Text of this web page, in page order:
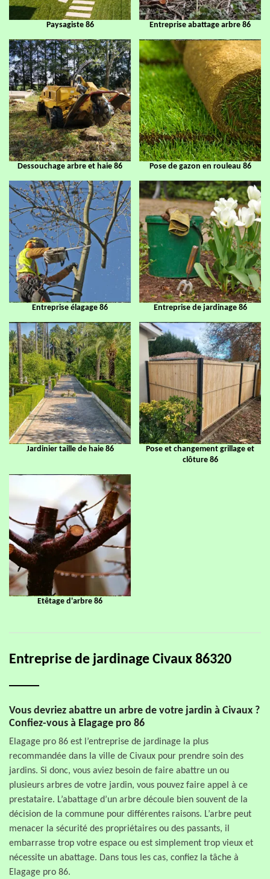
Paysagiste 86 Entreprise abattage arbre 86
Dessouchage arbre et haie 86 Pose de gazon en rouleau 86
Entreprise élagage 86 Entreprise de jardinage 86
Jardinier taille de haie 86
Pose et changement grillage et
clôture 86
Etêtage d'arbre 86
Entreprise de jardinage Civaux 86320
Vous devriez abattre un arbre de votre jardin à Civaux ?
Confiez-vous à Elagage pro 86
Elagage pro 86 est l’entreprise de jardinage la plus
recommandée dans la ville de Civaux pour prendre soin des
jardins. Si donc, vous aviez besoin de faire abattre un ou
plusieurs arbres de votre jardin, vous pouvez faire appel à ce
prestataire. L’abattage d’un arbre découle bien souvent de la
décision de la commune pour différentes raisons. L’arbre peut
menacer la sécurité des propriétaires ou des passants, il
embarrasse trop votre espace ou est simplement trop vieux et
nécessite un abattage. Dans tous les cas, confiez la tâche à
Elagage pro 86.